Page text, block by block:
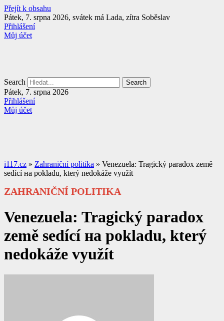
Přejít k obsahu
Pátek, 7. srpna 2026, svátek má Lada, zítra Soběslav
Přihlášení
Můj účet
Search Search
Pátek, 7. srpna 2026
Přihlášení
Můj účet
i117.cz » Zahraniční politika » Venezuela: Tragický paradox země
sedící на pokladu, který nedokáže využít
ZAHRANIČNÍ POLITIKA
Venezuela: Tragický paradox
země sedící на pokladu, který
nedokáže využít